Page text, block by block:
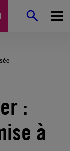
:
à